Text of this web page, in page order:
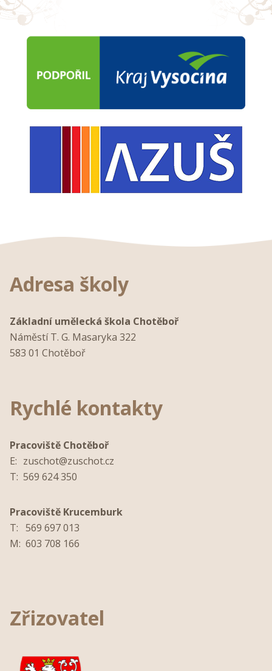
Adresa školy
Základní umělecká škola Chotěboř
Náměstí T. G. Masaryka 322
583 01 Chotěboř
Rychlé kontakty
Pracoviště Chotěboř
E: zuschot@zuschot.cz
T: 569 624 350
Pracoviště Krucemburk
T: 569 697 013
M: 603 708 166
Zřizovatel